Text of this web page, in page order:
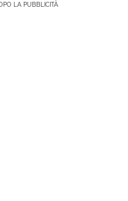
LA PUBBLICITÀ